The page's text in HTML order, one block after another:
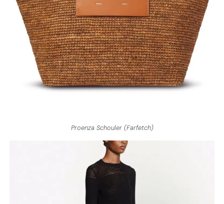
Proenza Schouler (Farfetch)